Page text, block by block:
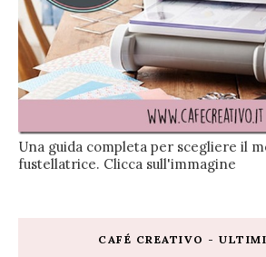
Una guida completa per scegliere il
fustellatrice. Clicca sull'immagine
CAFÉ CREATIVO -